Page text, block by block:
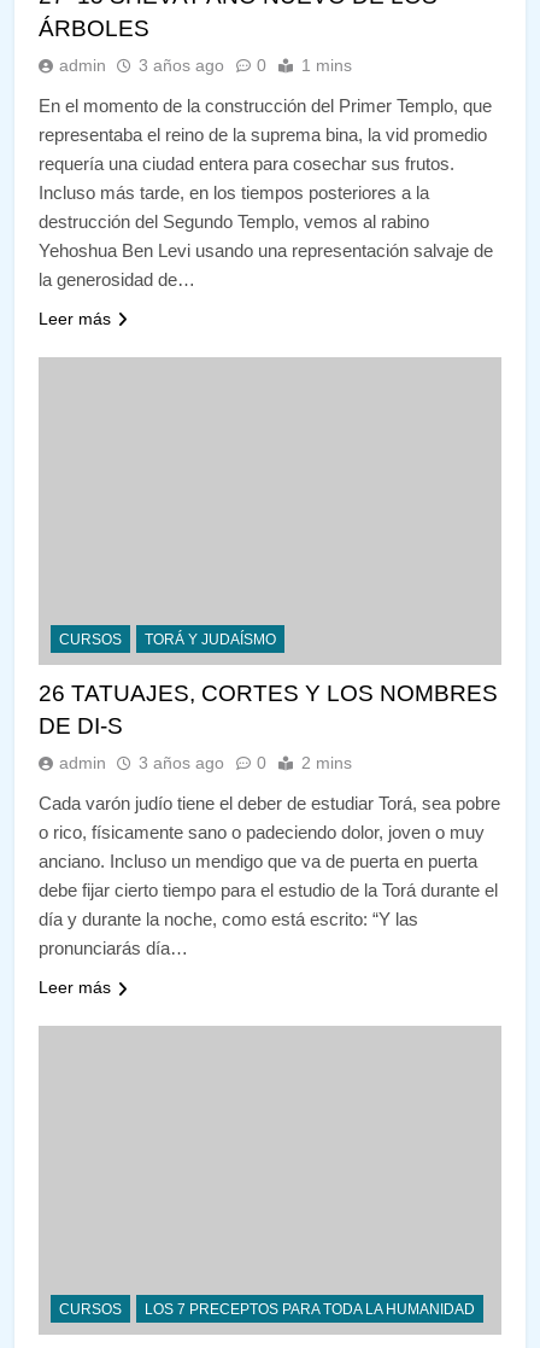
ÁRBOLES
admin 3 años ago 0 1 mins
En el momento de la construcción del Primer Templo, que
representaba el reino de la suprema bina, la vid promedio
requería una ciudad entera para cosechar sus frutos.
Incluso más tarde, en los tiempos posteriores a la
destrucción del Segundo Templo, vemos al rabino
Yehoshua Ben Levi usando una representación salvaje de
la generosidad de…
Leer más
CURSOS TORÁ Y JUDAÍSMO
26 TATUAJES, CORTES Y LOS NOMBRES
DE DI-S
admin 3 años ago 0 2 mins
Cada varón judío tiene el deber de estudiar Torá, sea pobre
o rico, físicamente sano o padeciendo dolor, joven o muy
anciano. Incluso un mendigo que va de puerta en puerta
debe fijar cierto tiempo para el estudio de la Torá durante el
día y durante la noche, como está escrito: “Y las
pronunciarás día…
Leer más
CURSOS LOS 7 PRECEPTOS PARA TODA LA HUMANIDAD